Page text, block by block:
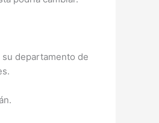
departamento de